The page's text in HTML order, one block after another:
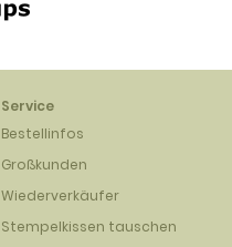
Service
Bestellinfos
Großkunden
Wiederverkäufer
Stempelkissen tauschen